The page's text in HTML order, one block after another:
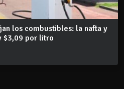
los combustibles: la nafta y
$3,09 por litro